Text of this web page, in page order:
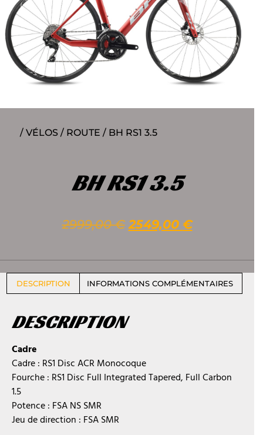
/ VÉLOS / ROUTE / BH RS1 3.5
BH RS1 3.5
2999,00€ 2549,00 €
DESCRIPTION INFORMATIONS COMPLÉMENTAIRES
DESCRIPTION
Cadre
Cadre : RS1 Disc ACR Monocoque
Fourche : RS1 Disc Full Integrated Tapered, Full Carbon
1.5
Potence : FSA NS SMR
Jeu de direction : FSA SMR